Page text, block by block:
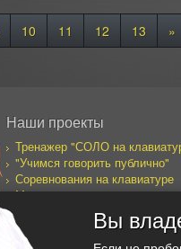
10 11 12 13 »
Наши проекты
Тренажер "СОЛО на
"Учимся говорить публично"
Соревнования на клавиатуре
Моя собака желает
Дневник предпринимателя
Все проекты
Вы